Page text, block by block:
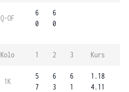
Q-OF
6
0
6
0
Kolo 1 2 3 Kurs
1K
5
7
6
3
6
1
1.18
4.11